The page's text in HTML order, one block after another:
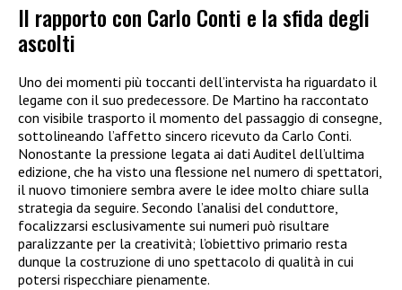
Il rapporto con Carlo Conti e la sfida degli
ascolti
Uno dei momenti più toccanti dell’intervista ha riguardato il
legame con il suo predecessore. De Martino ha raccontato
con visibile trasporto il momento del passaggio di consegne,
sottolineando l’affetto sincero ricevuto da Carlo Conti.
Nonostante la pressione legata ai dati Auditel dell’ultima
edizione, che ha visto una flessione nel numero di spettatori,
il nuovo timoniere sembra avere le idee molto chiare sulla
strategia da seguire. Secondo l’analisi del conduttore,
focalizzarsi esclusivamente sui numeri può risultare
paralizzante per la creatività; l’obiettivo primario resta
dunque la costruzione di uno spettacolo di qualità in cui
potersi rispecchiare pienamente.